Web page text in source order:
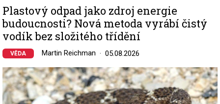
Plastový odpad jako zdroj energie
budoucnosti? Nová metoda vyrábí čistý
vodík bez složitého třídění
VĚDA Martin Reichman 05.08.2026
Image